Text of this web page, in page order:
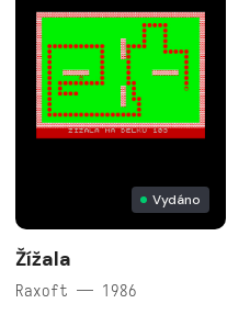
Vydáno
Žížala
Raxoft — 1986